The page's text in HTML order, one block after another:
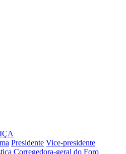
Presidente Vice-presidente
Corregedora-geral do Foro